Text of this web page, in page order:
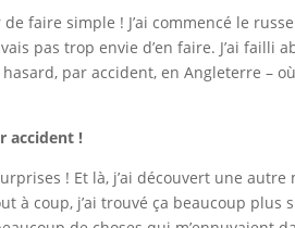
de faire simple ! J’ai commencé le
pas trop envie d’en faire. J’ai
hasard, par accident, en Angleterre –
accident !
! Et là, j’ai découvert une
à coup, j’ai trouvé ça beaucoup plus